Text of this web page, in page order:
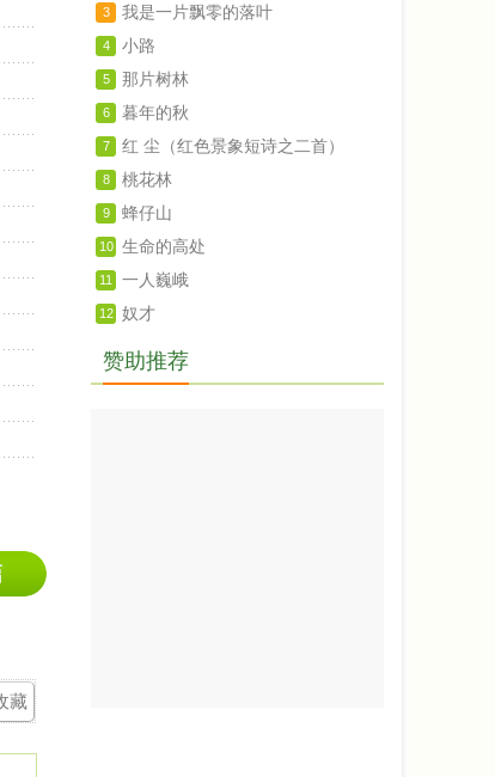
藏
3 我是一片飘零的落叶
4 小路
5 那片树林
6 暮年的秋
7 红 尘（红色景象短诗之二首）
8 桃花林
9 蜂仔山
10 生命的高处
11 一人巍峨
12 奴才
赞助推荐